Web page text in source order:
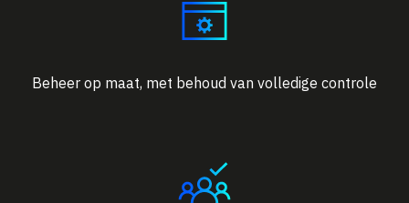
Beheer op maat, met behoud van volledige controle